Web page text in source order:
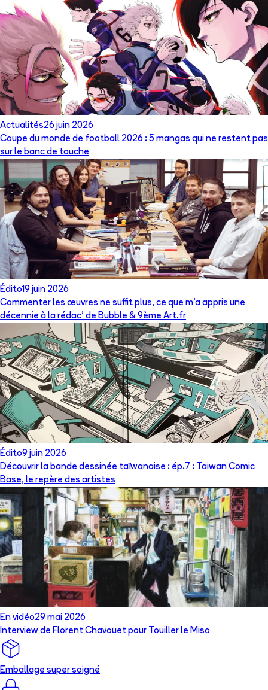
Actualités26 juin 2026
Coupe du monde de football 2026 : 5 mangas qui ne restent pas
sur le banc de touche
Édito19 juin 2026
Commenter les œuvres ne suffit plus, ce que m’a appris une
décennie à la rédac’ de Bubble & 9ème Art.fr
Édito9 juin 2026
Découvrir la bande dessinée taïwanaise : ép.7 : Taiwan Comic
Base, le repère des artistes
En vidéo29 mai 2026
Interview de Florent Chavouet pour Touiller le Miso
Emballage super soigné